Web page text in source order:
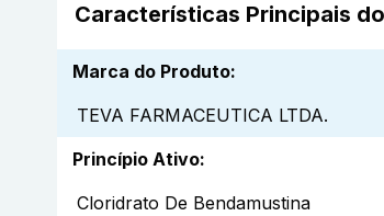
Características Principais
Marca do Produto:
TEVA FARMACEUTICA LTDA.
Princípio Ativo:
Cloridrato De Bendamustina